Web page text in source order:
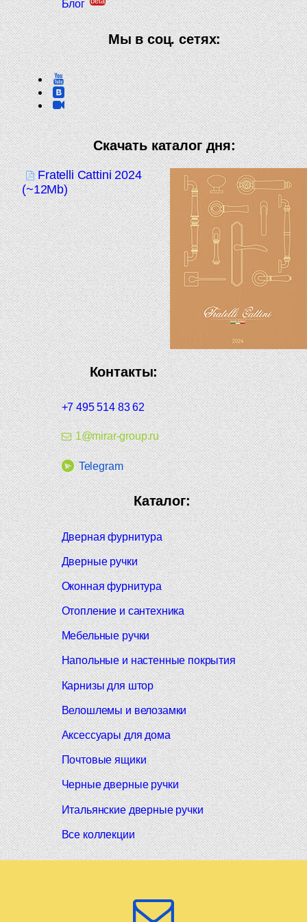
Блог
Мы в соц. сетях:
Скачать каталог дня:
Fratelli Cattini 2024
(~12Mb)
Контакты:
+7 495 514 83 62
1@mirar-group.ru
Telegram
Каталог:
Дверная фурнитура
Дверные ручки
Оконная фурнитура
Отопление и сантехника
Мебельные ручки
Напольные и настенные покрытия
Карнизы для штор
Велошлемы и велозамки
Аксессуары для дома
Почтовые ящики
Черные дверные ручки
Итальянские дверные ручки
Все коллекции